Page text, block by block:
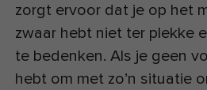
zorgt ervoor dat je op het
zwaar hebt niet ter plekke
te bedenken. Als je geen
hebt om met zo’n situatie